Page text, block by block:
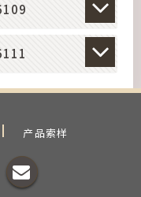
产品索样